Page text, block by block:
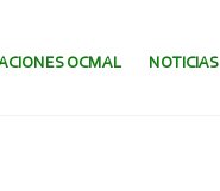
OCMAL NOTICIAS